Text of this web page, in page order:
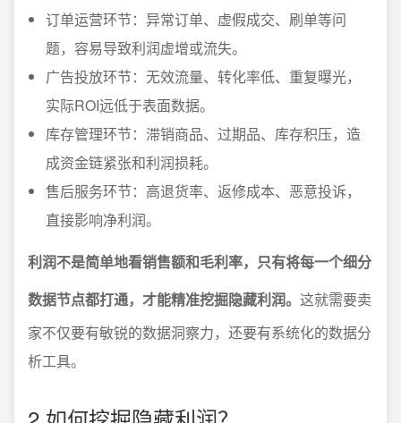
订单运营环节：异常订单、虚假成交、刷单等问
题，容易导致利润虚增或流失。
广告投放环节：无效流量、转化率低、重复曝光，
实际ROI远低于表面数据。
库存管理环节：滞销商品、过期品、库存积压，造
成资金链紧张和利润损耗。
售后服务环节：高退货率、返修成本、恶意投诉，
直接影响净利润。
利润不是简单地看销售额和毛利率，只有将每一个细分
数据节点都打通，才能精准挖掘隐藏利润。 这就需要卖
家不仅要有敏锐的数据洞察力，还要有系统化的数据分
析工具。